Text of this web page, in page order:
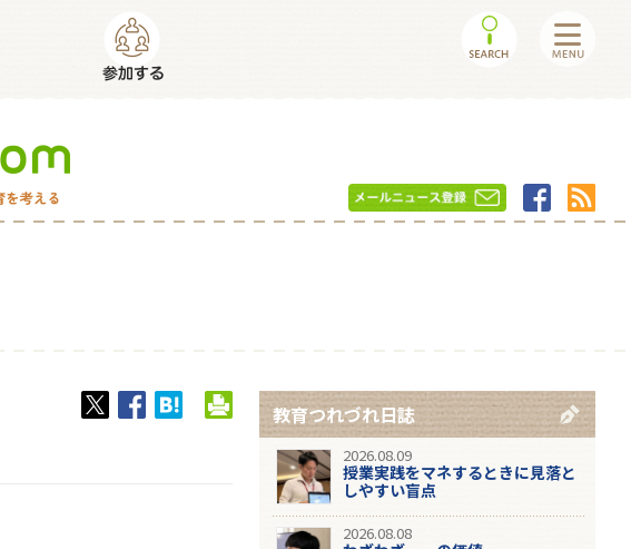
教育つれづれ日誌
2026.08.09
授業実践をマネするときに見落と
しやすい盲点
2026.08.08